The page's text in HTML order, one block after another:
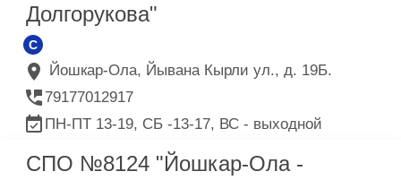
Долгорукова"
C
Йошкар-Ола, Йывана Кырли ул., д. 19Б.
79177012917
ПН-ПТ 13-19, СБ -13-17, ВС - выходной
СПО №8124 "Йошкар-Ола -